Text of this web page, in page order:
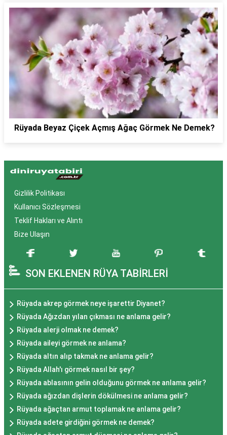
Rüyada Beyaz Çiçek Açmış Ağaç Görmek Ne Demek?
Gizlilik Politikası
Kullanıcı Sözleşmesi
Teklif Hakları ve Alıntı
Bize Ulaşın
SON EKLENEN RÜYA TABİRLERİ
Rüyada akrep görmek neye işarettir Diyanet?
Rüyada Ağızdan yılan çıkması ne anlama gelir?
Rüyada alerji olmak ne demek?
Rüyada aileyi görmek ne anlama?
Rüyada altın alıp takmak ne anlama gelir?
Rüyada Allah'ı görmek nasıl bir şey?
Rüyada ablasının gelin olduğunu görmek ne anlama gelir?
Rüyada ağızdan dişlerin dökülmesi ne anlama gelir?
Rüyada ağaçtan armut toplamak ne anlama gelir?
Rüyada adete girdiğini görmek ne demek?